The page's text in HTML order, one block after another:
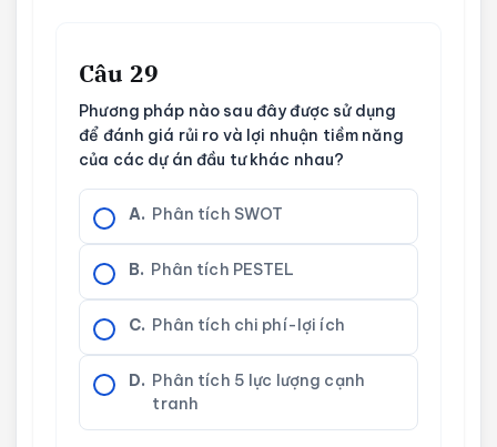
Câu 29
Phương pháp nào sau đây được sử dụng
để đánh giá rủi ro và lợi nhuận tiềm năng
của các dự án đầu tư khác nhau?
A. Phân tích SWOT
B. Phân tích PESTEL
C. Phân tích chi phí-lợi ích
D. Phân tích 5 lực lượng cạnh
tranh